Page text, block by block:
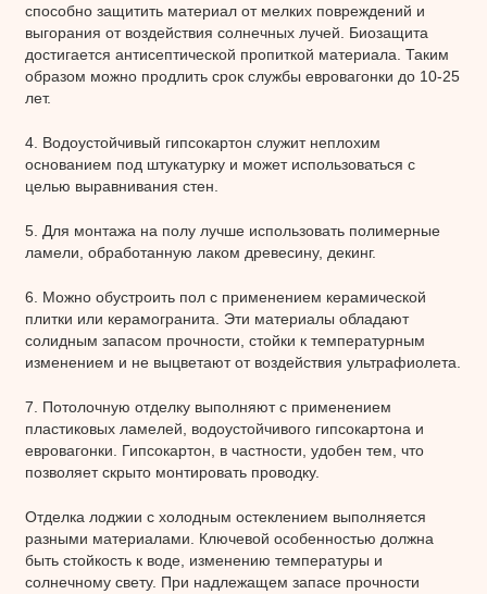
способно защитить материал от мелких повреждений и
выгорания от воздействия солнечных лучей. Биозащита
достигается антисептической пропиткой материала. Таким
образом можно продлить срок службы евровагонки до 10-25
лет.
4. Водоустойчивый гипсокартон служит неплохим
основанием под штукатурку и может использоваться с
целью выравнивания стен.
5. Для монтажа на полу лучше использовать полимерные
ламели, обработанную лаком древесину, декинг.
6. Можно обустроить пол с применением керамической
плитки или керамогранита. Эти материалы обладают
солидным запасом прочности, стойки к температурным
изменением и не выцветают от воздействия ультрафиолета.
7. Потолочную отделку выполняют с применением
пластиковых ламелей, водоустойчивого гипсокартона и
евровагонки. Гипсокартон, в частности, удобен тем, что
позволяет скрыто монтировать проводку.
Отделка лоджии с холодным остеклением выполняется
разными материалами. Ключевой особенностью должна
быть стойкость к воде, изменению температуры и
солнечному свету. При надлежащем запасе прочности